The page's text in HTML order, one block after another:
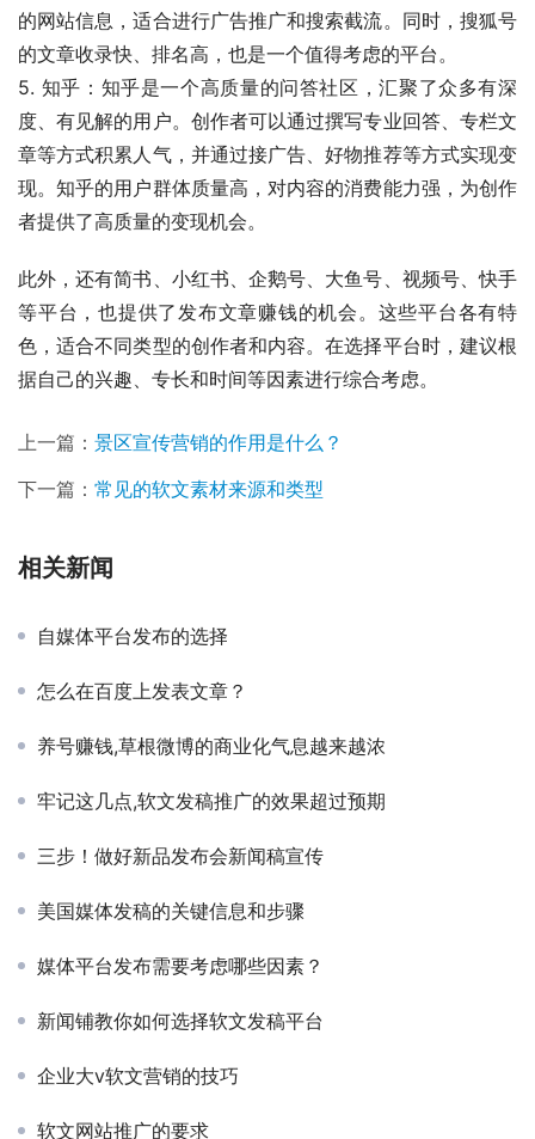
的网站信息，适合进行广告推广和搜索截流。同时，搜狐号
的文章收录快、排名高，也是一个值得考虑的平台。
5. 知乎：知乎是一个高质量的问答社区，汇聚了众多有深
度、有见解的用户。创作者可以通过撰写专业回答、专栏文
章等方式积累人气，并通过接广告、好物推荐等方式实现变
现。知乎的用户群体质量高，对内容的消费能力强，为创作
者提供了高质量的变现机会。
此外，还有简书、小红书、企鹅号、大鱼号、视频号、快手
等平台，也提供了发布文章赚钱的机会。这些平台各有特
色，适合不同类型的创作者和内容。在选择平台时，建议根
据自己的兴趣、专长和时间等因素进行综合考虑。
上一篇： 景区宣传营销的作用是什么？
下一篇： 常见的软文素材来源和类型
相关新闻
自媒体平台发布的选择
怎么在百度上发表文章？
养号赚钱,草根微博的商业化气息越来越浓
牢记这几点,软文发稿推广的效果超过预期
三步！做好新品发布会新闻稿宣传
美国媒体发稿的关键信息和步骤
媒体平台发布需要考虑哪些因素？
新闻铺教你如何选择软文发稿平台
企业大v软文营销的技巧
软文网站推广的要求